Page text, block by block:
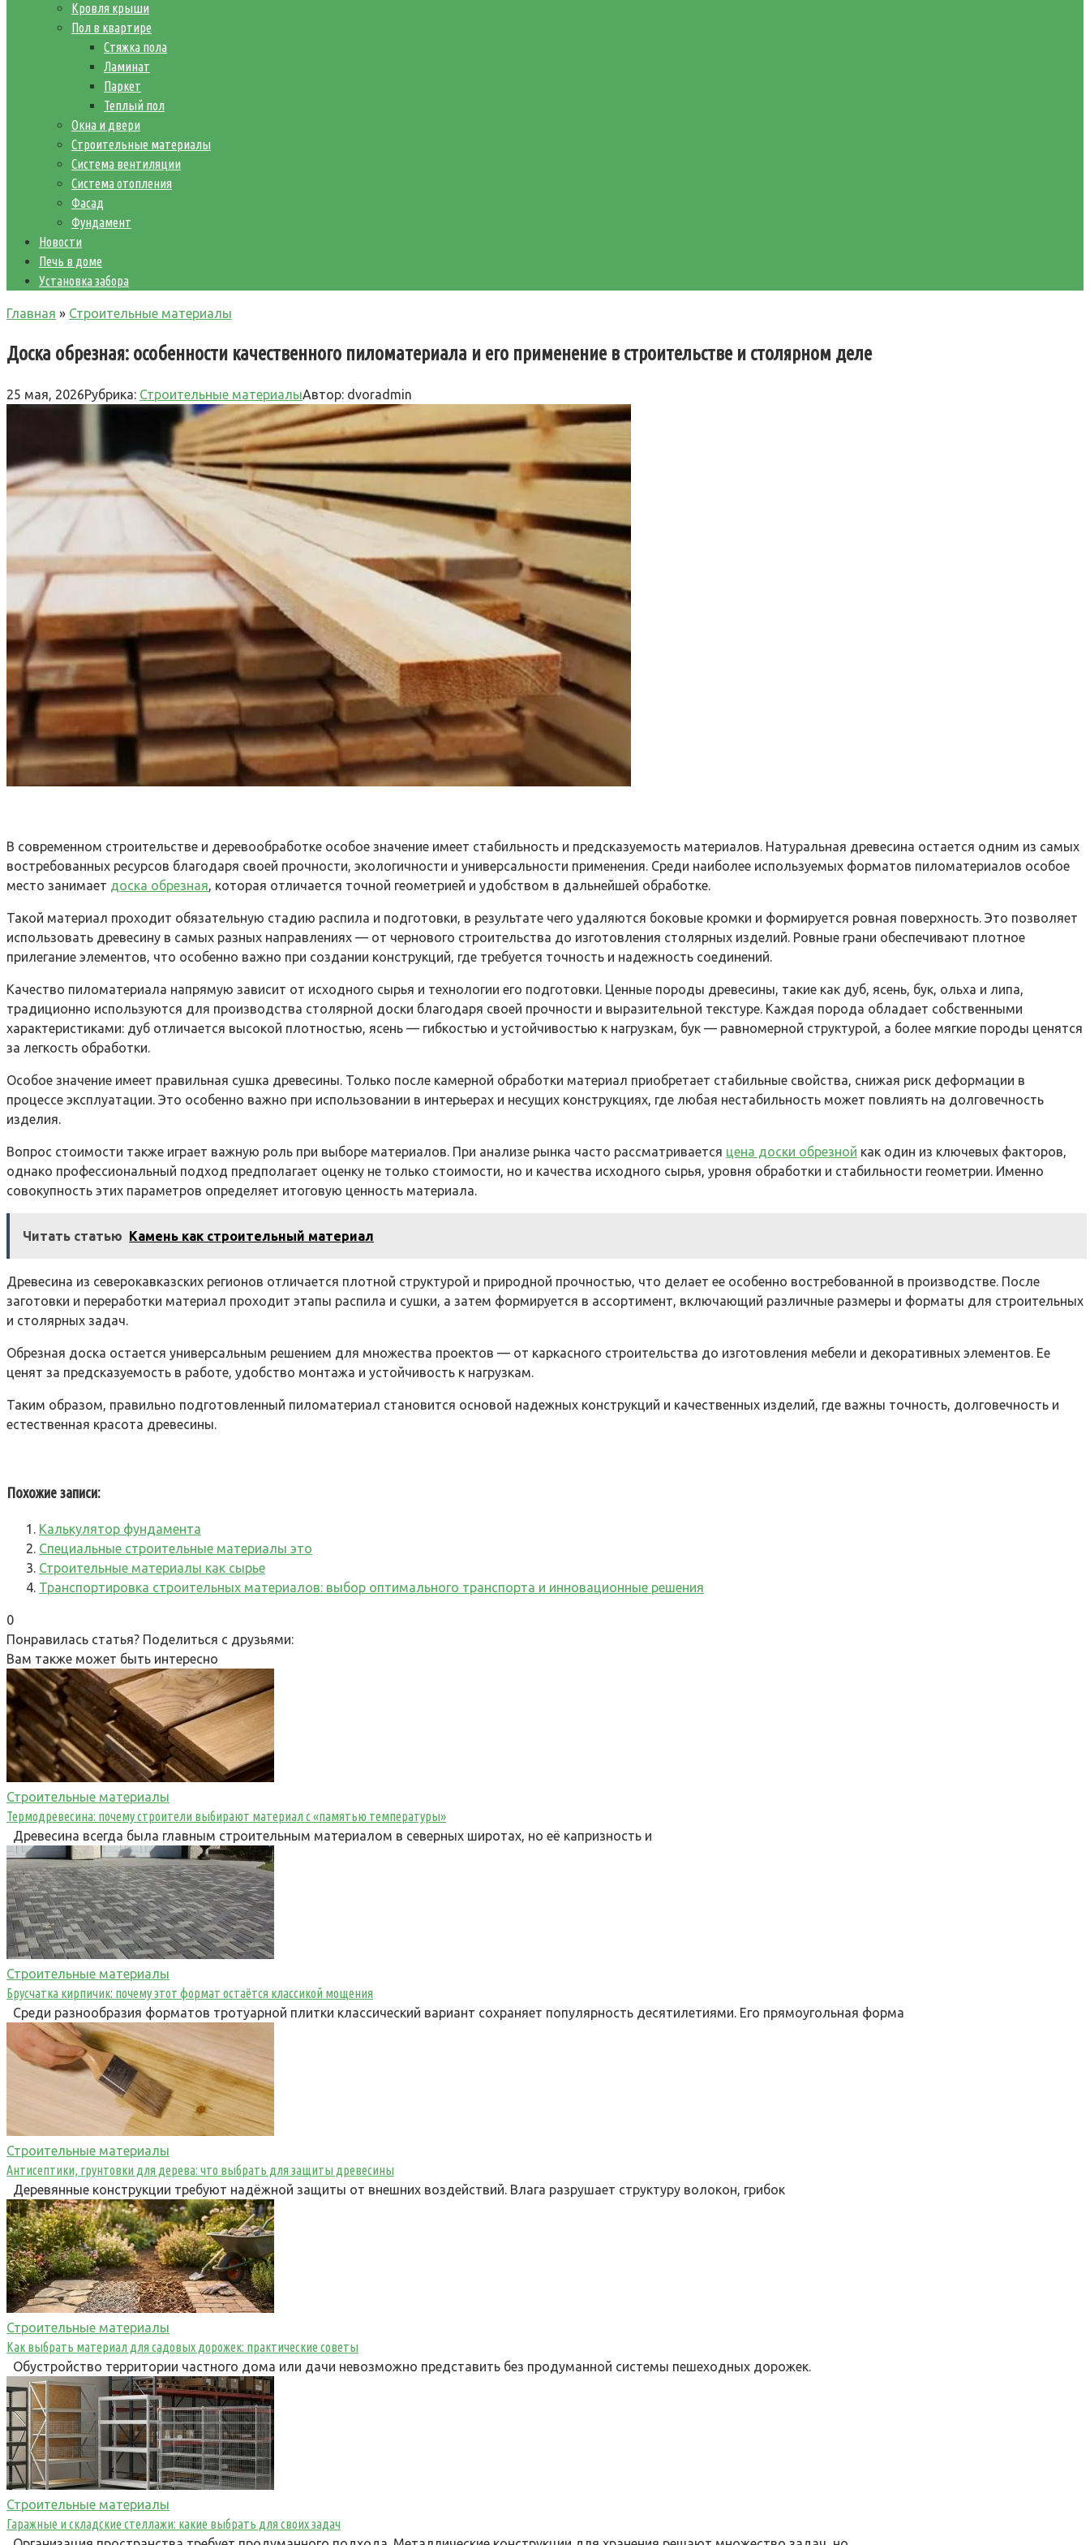
Кровля крыши
Пол в квартире
Стяжка пола
Ламинат
Паркет
Теплый пол
Окна и двери
Строительные материалы
Система вентиляции
Система отопления
Фасад
Фундамент
Новости
Печь в доме
Установка забора
Главная » Строительные материалы
Доска обрезная: особенности качественного пиломатериала и его применение в строительстве и столярном деле
25 мая, 2026Рубрика: Строительные материалыАвтор: dvoradmin
В современном строительстве и деревообработке особое значение имеет стабильность и предсказуемость материалов. Натуральная древесина остается одним из самых
востребованных ресурсов благодаря своей прочности, экологичности и универсальности применения. Среди наиболее используемых форматов пиломатериалов особое
место занимает доска обрезная, которая отличается точной геометрией и удобством в дальнейшей обработке.
Такой материал проходит обязательную стадию распила и подготовки, в результате чего удаляются боковые кромки и формируется ровная поверхность. Это позволяет
использовать древесину в самых разных направлениях — от чернового строительства до изготовления столярных изделий. Ровные грани обеспечивают плотное
прилегание элементов, что особенно важно при создании конструкций, где требуется точность и надежность соединений.
Качество пиломатериала напрямую зависит от исходного сырья и технологии его подготовки. Ценные породы древесины, такие как дуб, ясень, бук, ольха и липа,
традиционно используются для производства столярной доски благодаря своей прочности и выразительной текстуре. Каждая порода обладает собственными
характеристиками: дуб отличается высокой плотностью, ясень — гибкостью и устойчивостью к нагрузкам, бук — равномерной структурой, а более мягкие породы ценятся
за легкость обработки.
Особое значение имеет правильная сушка древесины. Только после камерной обработки материал приобретает стабильные свойства, снижая риск деформации в
процессе эксплуатации. Это особенно важно при использовании в интерьерах и несущих конструкциях, где любая нестабильность может повлиять на долговечность
изделия.
Вопрос стоимости также играет важную роль при выборе материалов. При анализе рынка часто рассматривается цена доски обрезной как один из ключевых факторов,
однако профессиональный подход предполагает оценку не только стоимости, но и качества исходного сырья, уровня обработки и стабильности геометрии. Именно
совокупность этих параметров определяет итоговую ценность материала.
Читать статью Камень как строительный материал
Древесина из северокавказских регионов отличается плотной структурой и природной прочностью, что делает ее особенно востребованной в производстве. После
заготовки и переработки материал проходит этапы распила и сушки, а затем формируется в ассортимент, включающий различные размеры и форматы для строительных
и столярных задач.
Обрезная доска остается универсальным решением для множества проектов — от каркасного строительства до изготовления мебели и декоративных элементов. Ее
ценят за предсказуемость в работе, удобство монтажа и устойчивость к нагрузкам.
Таким образом, правильно подготовленный пиломатериал становится основой надежных конструкций и качественных изделий, где важны точность, долговечность и
естественная красота древесины.
Похожие записи:
Калькулятор фундамента
Специальные строительные материалы это
Строительные материалы как сырье
Транспортировка строительных материалов: выбор оптимального транспорта и инновационные решения
0
Понравилась статья? Поделиться с друзьями:
Вам также может быть интересно
Строительные материалы
Термодревесина: почему строители выбирают материал с «памятью температуры»
Древесина всегда была главным строительным материалом в северных широтах, но её капризность и
Строительные материалы
Брусчатка кирпичик: почему этот формат остаётся классикой мощения
Среди разнообразия форматов тротуарной плитки классический вариант сохраняет популярность десятилетиями. Его прямоугольная форма
Строительные материалы
Антисептики, грунтовки для дерева: что выбрать для защиты древесины
Деревянные конструкции требуют надёжной защиты от внешних воздействий. Влага разрушает структуру волокон, грибок
Строительные материалы
Как выбрать материал для садовых дорожек: практические советы
Обустройство территории частного дома или дачи невозможно представить без продуманной системы пешеходных дорожек.
Строительные материалы
Гаражные и складские стеллажи: какие выбрать для своих задач